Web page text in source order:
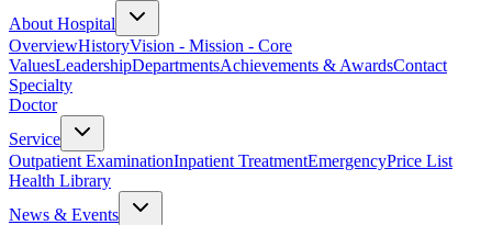
About Hospital
OverviewHistoryVision - Mission - Core
ValuesLeadershipDepartmentsAchievements & AwardsContact
Specialty
Doctor
Service
Outpatient ExaminationInpatient TreatmentEmergencyPrice List
Health Library
News & Events